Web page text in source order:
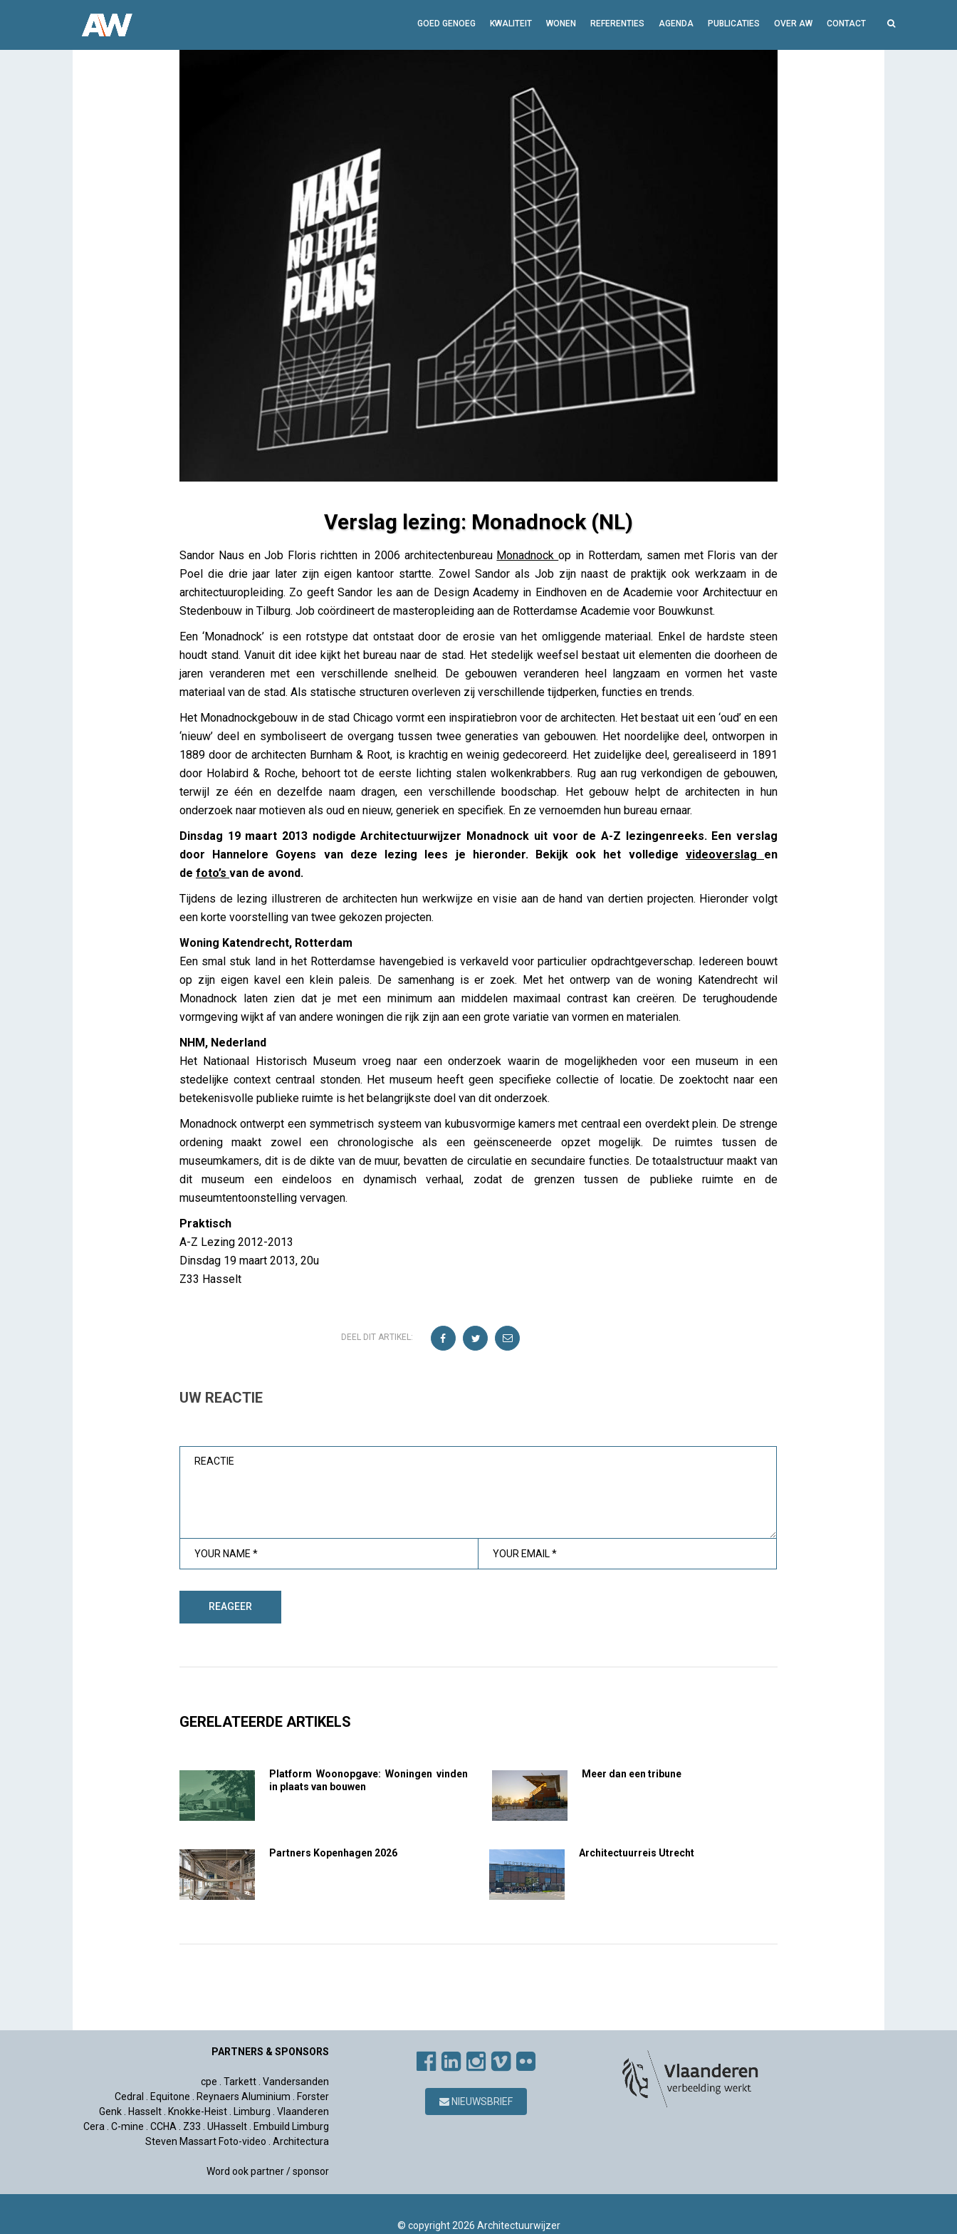
GOED GENOEG KWALITEIT WONEN REFERENTIES AGENDA PUBLICATIES OVER AW CONTACT
Verslag lezing: Monadnock (NL)
Verslag lezing: Monadnock (NL)
iris
Sandor Naus en Job Floris richtten in 2006 architectenbureau Monadnockop in Rotterdam, samen met Floris van der
Poel die drie jaar later zijn eigen kantoor startte. Zowel Sandor als Job zijn naast de praktijk ook werkzaam in de
architectuuropleiding. Zo geeft Sandor les aan de Design Academy in Eindhoven en de Academie voor Architectuur en
Stedenbouw in Tilburg. Job coördineert de masteropleiding aan de Rotterdamse Academie voor Bouwkunst.
Een ‘Monadnock’ is een rotstype dat ontstaat door de erosie van het omliggende materiaal. Enkel de hardste steen
houdt stand. Vanuit dit idee kijkt het bureau naar de stad. Het stedelijk weefsel bestaat uit elementen die doorheen de
jaren veranderen met een verschillende snelheid. De gebouwen veranderen heel langzaam en vormen het vaste
materiaal van de stad. Als statische structuren overleven zij verschillende tijdperken, functies en trends.
Het Monadnockgebouw in de stad Chicago vormt een inspiratiebron voor de architecten. Het bestaat uit een ‘oud’ en een
‘nieuw’ deel en symboliseert de overgang tussen twee generaties van gebouwen. Het noordelijke deel, ontworpen in
1889 door de architecten Burnham & Root, is krachtig en weinig gedecoreerd. Het zuidelijke deel, gerealiseerd in 1891
door Holabird & Roche, behoort tot de eerste lichting stalen wolkenkrabbers. Rug aan rug verkondigen de gebouwen,
terwijl ze één en dezelfde naam dragen, een verschillende boodschap. Het gebouw helpt de architecten in hun
onderzoek naar motieven als oud en nieuw, generiek en specifiek. En ze vernoemden hun bureau ernaar.
Dinsdag 19 maart 2013 nodigde Architectuurwijzer Monadnock uit voor de A-Z lezingenreeks. Een verslag
door Hannelore Goyens van deze lezing lees je hieronder. Bekijk ook het volledige videoverslag en
de foto’s van de avond.
Tijdens de lezing illustreren de architecten hun werkwijze en visie aan de hand van dertien projecten. Hieronder volgt
een korte voorstelling van twee gekozen projecten.
Woning Katendrecht, Rotterdam
Een smal stuk land in het Rotterdamse havengebied is verkaveld voor particulier opdrachtgeverschap. Iedereen bouwt
op zijn eigen kavel een klein paleis. De samenhang is er zoek. Met het ontwerp van de woning Katendrecht wil
Monadnock laten zien dat je met een minimum aan middelen maximaal contrast kan creëren. De terughoudende
vormgeving wijkt af van andere woningen die rijk zijn aan een grote variatie van vormen en materialen.
NHM, Nederland
Het Nationaal Historisch Museum vroeg naar een onderzoek waarin de mogelijkheden voor een museum in een
stedelijke context centraal stonden. Het museum heeft geen specifieke collectie of locatie. De zoektocht naar een
betekenisvolle publieke ruimte is het belangrijkste doel van dit onderzoek.
Monadnock ontwerpt een symmetrisch systeem van kubusvormige kamers met centraal een overdekt plein. De strenge
ordening maakt zowel een chronologische als een geënsceneerde opzet mogelijk. De ruimtes tussen de
museumkamers, dit is de dikte van de muur, bevatten de circulatie en secundaire functies. De totaalstructuur maakt van
dit museum een eindeloos en dynamisch verhaal, zodat de grenzen tussen de publieke ruimte en de
museumtentoonstelling vervagen.
Praktisch
A-Z Lezing 2012-2013
Dinsdag 19 maart 2013, 20u
Z33 Hasselt
DEEL DIT ARTIKEL:
UW REACTIE
GERELATEERDE ARTIKELS
Platform Woonopgave: Woningen vinden
in plaats van bouwen
Meer dan een tribune
Partners Kopenhagen 2026 Architectuurreis Utrecht
PARTNERS & SPONSORS
cpe Tarkett Vandersanden
Cedral
Equitone Reynaers Aluminium
Forster
Genk
Hasselt Knokke-Heist Limburg
Vlaanderen
Cera
C-mine CCHA Z33 UHasselt
Embuild Limburg
Steven Massart Foto-video
Architectura
Word ook partner / sponsor
NIEUWSBRIEF
© copyright 2026 Architectuurwijzer